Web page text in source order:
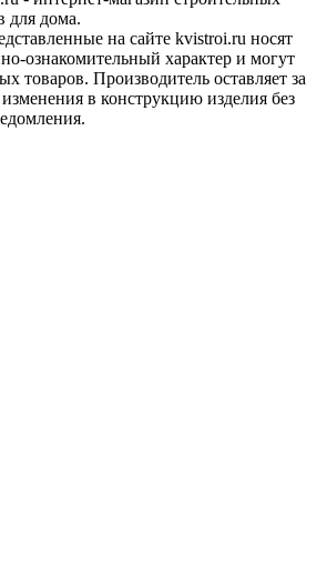
для дома.
на сайте kvistroi.ru носят
ознакомительный характер и могут
товаров. Производитель оставляет за
в конструкцию изделия без